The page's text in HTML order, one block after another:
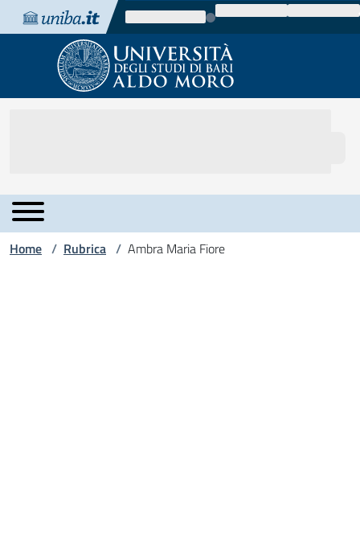
Vai al contenuto
Vai alla navigazione
Vai al footer
Home / Rubrica / Ambra Maria Fiore